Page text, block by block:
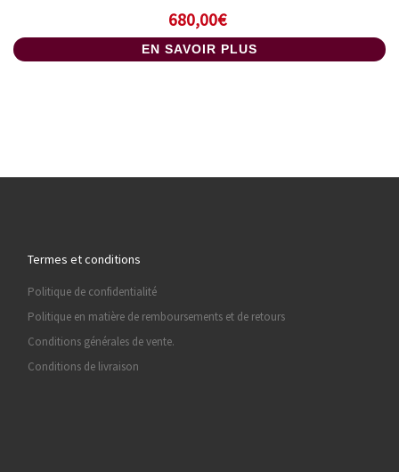
680,00€
EN SAVOIR PLUS
Termes et conditions
Politique de confidentialité
Politique en matière de remboursements et de retours
Conditions générales de vente.
Conditions de livraison